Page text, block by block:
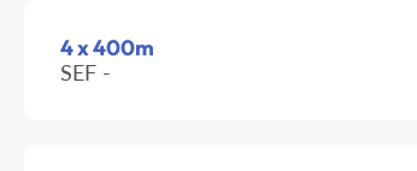
4 x 400m
SEF -